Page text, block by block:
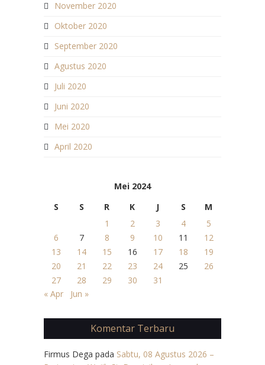
November 2020
Oktober 2020
September 2020
Agustus 2020
Juli 2020
Juni 2020
Mei 2020
April 2020
Mei 2024
S
S R K J S
M
1
2 3 4
5
6
7 8 9 10 11
12
13
14 15 16 17 18
19
20
21 22 23 24 25
26
27
28 29 30
31
« Apr
Jun »
Komentar Terbaru
Firmus Dega pada Sabtu, 08 Agustus 2026 –